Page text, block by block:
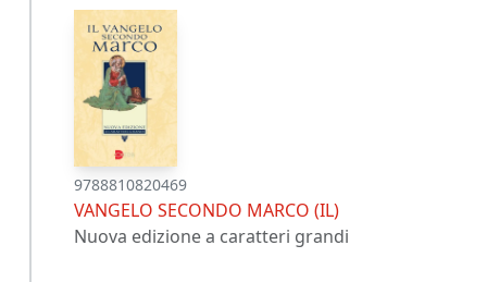
9788810820469
VANGELO SECONDO MARCO (IL)
Nuova edizione a caratteri grandi